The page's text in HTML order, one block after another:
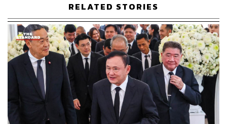
ถนนการเมืองของยิ่งลักษณ์ เชื่อว่าได้รับการปูทางมาก่อน
หน้า โดยเอกสารจากวิกิลีกส์ที่เผยบันทึกลับของ เอริก จอห์น
เอกอัครราชทูตสหรัฐฯ ประจำประเทศไทย ที่เขียนรายงานต่อ
กระทรวงการต่างประเทศสหรัฐฯ หลังพบปะกับยิ่งลักษณ์ เมื่อ
วันที่ 25 พฤศจิกายน 2552 ว่า ยิ่งลักษณ์เริ่มมีบทบาททางการ
เมืองอย่างเงียบๆ และน่าจับตามองอย่างยิ่ง แถมก่อนกลับ
ขณะที่ยิ่งลักษณ์จับมือกับทูตจอห์นตามปกติ นายนพดล ปัทมะ
ซึ่งเดินทางไปด้วยยังพูดติดตลกกับทูตจอห์นว่า “คุณเพิ่งจะจับ
มือกับนายกรัฐมนตรีคนต่อไปของประเทศไทย”
RELATED STORIES